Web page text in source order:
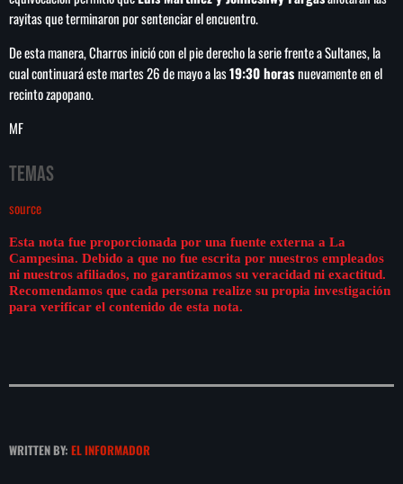
rayitas que terminaron por sentenciar el encuentro.
De esta manera, Charros inició con el pie derecho la serie frente a Sultanes, la
cual continuará este martes 26 de mayo a las19:30 horasnuevamente en el
recinto zapopano.
MF
Temas
source
Esta nota fue proporcionada por una fuente externa a La
Campesina. Debido a que no fue escrita por nuestros empleados
ni nuestros afiliados, no garantizamos su veracidad ni exactitud.
Recomendamos que cada persona realize su propia investigación
para verificar el contenido de esta nota.
WRITTEN BY: EL INFORMADOR